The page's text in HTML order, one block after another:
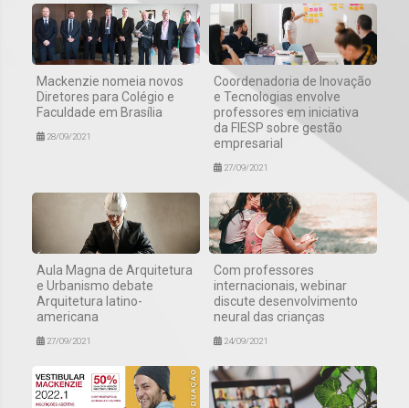
Mackenzie nomeia novos
Diretores para Colégio e
Faculdade em Brasília
28/09/2021
Coordenadoria de Inovação
e Tecnologias envolve
professores em iniciativa
da FIESP sobre gestão
empresarial
27/09/2021
Aula Magna de Arquitetura
e Urbanismo debate
Arquitetura latino-
americana
27/09/2021
Com professores
internacionais, webinar
discute desenvolvimento
neural das crianças
24/09/2021